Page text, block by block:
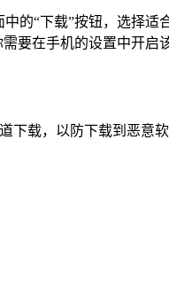
的“下载”按钮，选择
要在手机的设置中开启
下载，以防下载到恶意软